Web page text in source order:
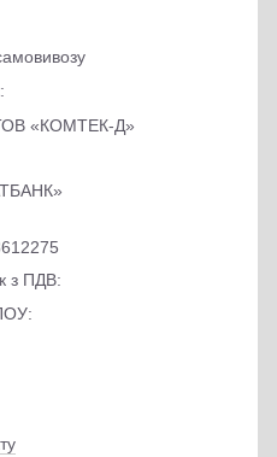
ТОВ «КОМТЕК-Д»
з ПДВ: